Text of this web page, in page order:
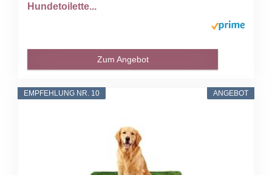
Hundetoilette...
Zum Angebot
ANGEBOT
EMPFEHLUNG NR. 10